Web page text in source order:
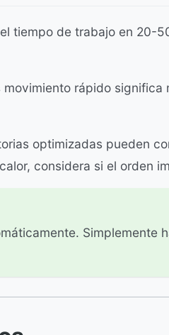
tiempo de trabajo en 20-
movimiento rápido significa
optimizadas pueden
considera si el orden
Simplemente